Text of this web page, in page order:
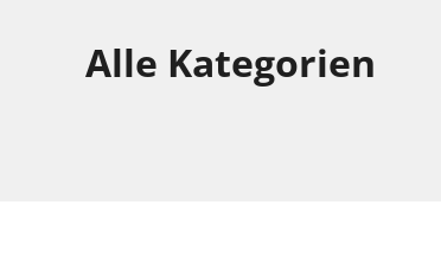
Alle Kategorien